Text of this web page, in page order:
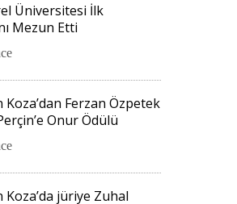
Üniversitesi İlk
Mezun Etti
Koza’dan Ferzan Özpetek
Onur Ödülü
Koza’da jüriye Zuhal